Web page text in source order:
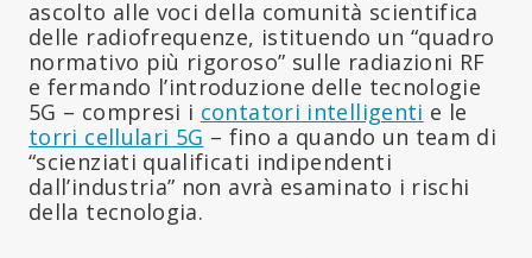
ascolto alle voci della comunità scientifica
delle radiofrequenze, istituendo un “quadro
normativo più rigoroso” sulle radiazioni RF
e fermando l’introduzione delle tecnologie
5G – compresi i contatori intelligenti e le
torri cellulari 5G – fino a quando un team di
“scienziati qualificati indipendenti
dall’industria” non avrà esaminato i rischi
della tecnologia.